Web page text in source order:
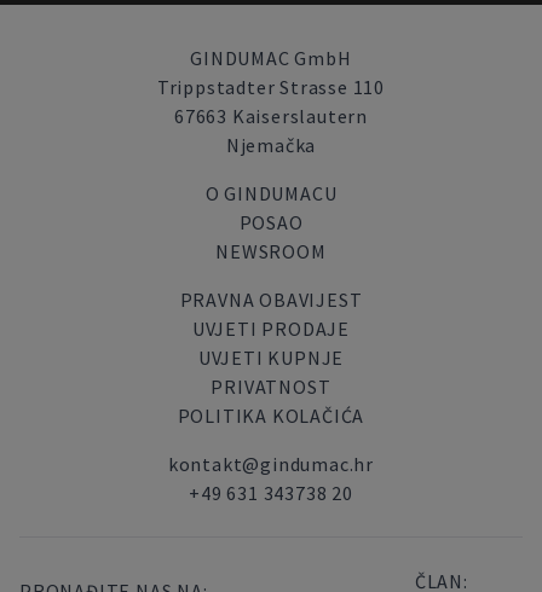
GINDUMAC GmbH
Trippstadter Strasse 110
67663 Kaiserslautern
Njemačka
O GINDUMACU
POSAO
NEWSROOM
PRAVNA OBAVIJEST
UVJETI PRODAJE
UVJETI KUPNJE
PRIVATNOST
POLITIKA KOLAČIĆA
kontakt@gindumac.hr
+49 631 343738 20
ČLAN: